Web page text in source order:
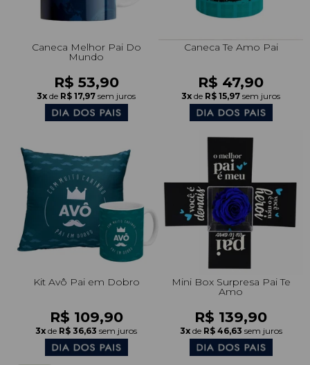
Caneca Melhor Pai Do
Mundo
R$ 53,90
3x de R$ 17,97 sem juros
Caneca Te Amo Pai
R$ 47,90
3x de R$ 15,97 sem juros
Kit Avô Pai em Dobro
R$ 109,90
3x de R$ 36,63 sem juros
Mini Box Surpresa Pai Te
Amo
R$ 139,90
3x de R$ 46,63 sem juros